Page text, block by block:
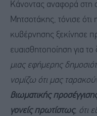
Κάνοντας αναφορά στη
Μητσοτάκης, τόνισε
κυβέρνησης ξεκίνησε
ευαισθητοποίηση για το
μιας εφήμερης
νομίζω ότι μας
βιωματικής
γονείς πρωτίστως, ότι